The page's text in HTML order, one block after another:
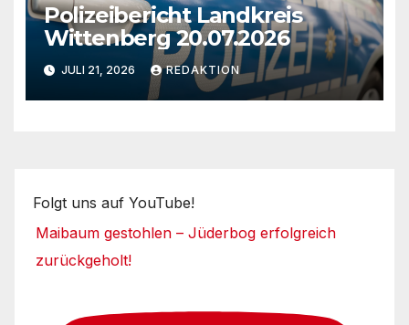
Polizeibericht Landkreis
Wittenberg 20.07.2026
JULI 21, 2026 REDAKTION
Folgt uns auf YouTube!
Maibaum gestohlen – Jüderbog erfolgreich
zurückgeholt!